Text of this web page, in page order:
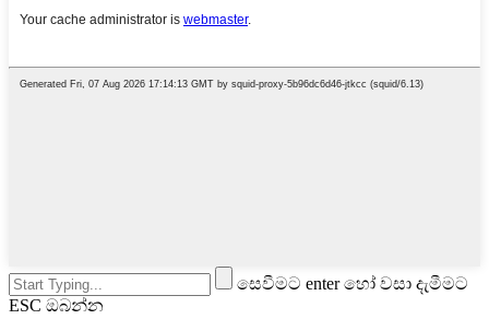
සෙවීමට enter හෝ වසා දැමීමට
ESC ඔබන්න